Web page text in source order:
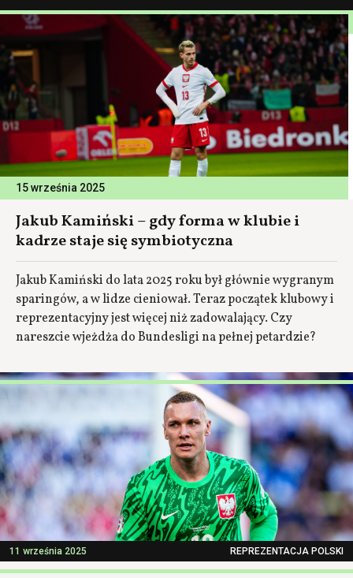
15 września 2025
Jakub Kamiński – gdy forma w klubie i
kadrze staje się symbiotyczna
Jakub Kamiński do lata 2025 roku był głównie wygranym
sparingów, a w lidze cieniował. Teraz początek klubowy i
reprezentacyjny jest więcej niż zadowalający. Czy
nareszcie wjeżdża do Bundesligi na pełnej petardzie?
11 września 2025 REPREZENTACJA POLSKI